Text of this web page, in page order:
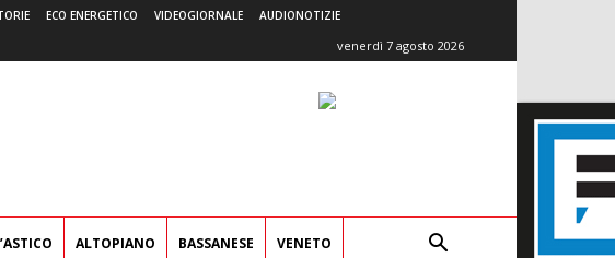
ECO ENERGETICO VIDEOGIORNALE AUDIONOTIZIE
venerdì 7 agosto 2026
ALTOPIANO BASSANESE VENETO